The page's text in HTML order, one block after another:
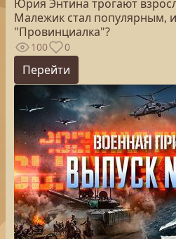
Юрия Энтина трогают
Малежик стал популярным,
"Провинциалка"?
100 0
Перейти